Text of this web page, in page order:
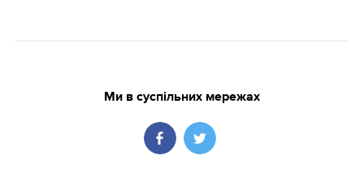
Ми в суспільних мережах